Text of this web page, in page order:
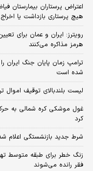
اعتراض پرستاران
هیچ پرستاری بازداشت یا
هرمز مذاکره می‌کنند
ترامپ زمان پایان جنگ ایران
شده است
لیست بلندبالای توقیف اموال
غول موشکی کره شمالی به
کرد
شرط جدید بازنشستگی اعلام
زنگ خطر برای طبقه متوسط
فقر رانده می‌شوند